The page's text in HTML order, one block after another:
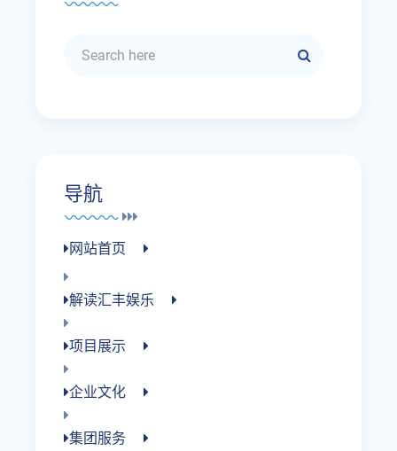
导航
网站首页
解读汇丰娱乐
项目展示
企业文化
集团服务